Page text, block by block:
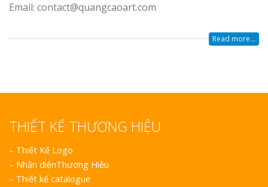
Email: contact@quangcaoart.com
Read more...
THIẾT KẾ THƯƠNG HIỆU
– Thiết Kế Logo
– Nhận diệnThương Hiệu
– Thiết kế catalogue